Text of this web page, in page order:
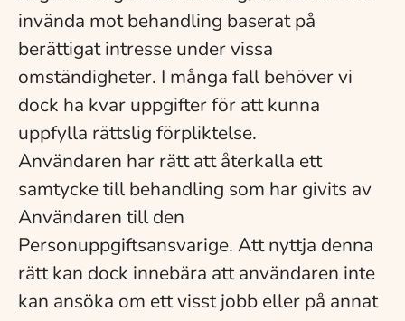
invända mot behandling baserat på
berättigat intresse under vissa
omständigheter. I många fall behöver vi
dock ha kvar uppgifter för att kunna
uppfylla rättslig förpliktelse.
Användaren har rätt att återkalla ett
samtycke till behandling som har givits av
Användaren till den
Personuppgiftsansvarige. Att nyttja denna
rätt kan dock innebära att användaren inte
kan ansöka om ett visst jobb eller på annat